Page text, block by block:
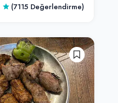
(7115 Değerlendirme)